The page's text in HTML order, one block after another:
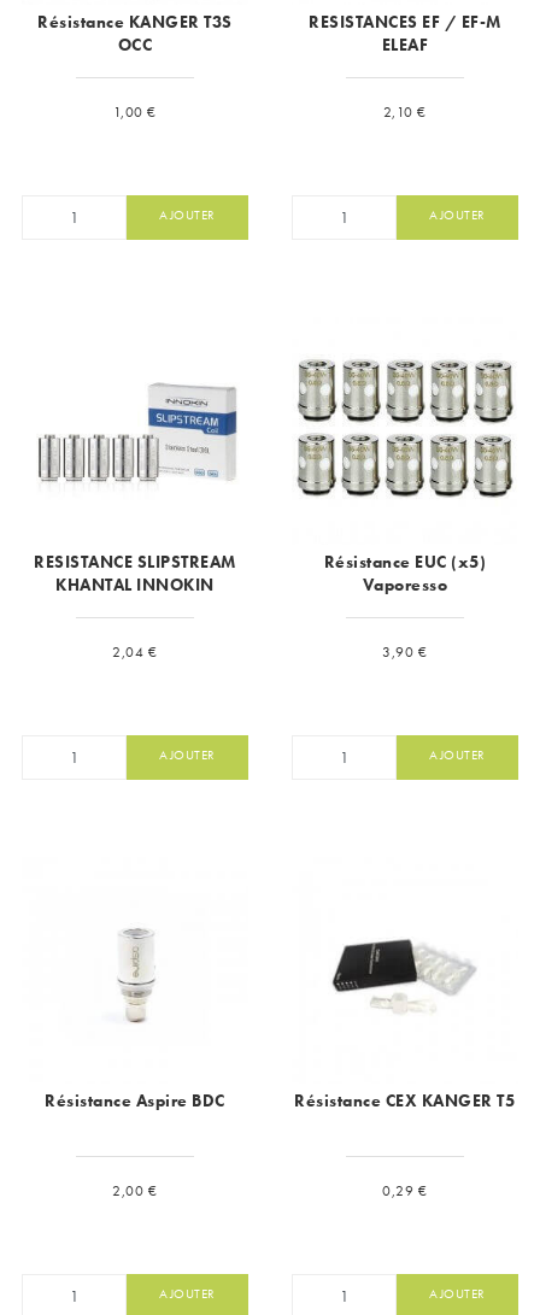
Résistance KANGER T3S
OCC
Prix
1,00 €
AJOUTER
RESISTANCES EF / EF-M
ELEAF
Prix
2,10 €
AJOUTER
RESISTANCE SLIPSTREAM
KHANTAL INNOKIN
Prix
2,04 €
AJOUTER
Résistance EUC (x5)
Vaporesso
Prix
3,90 €
AJOUTER
Résistance Aspire BDC
Prix
2,00 €
AJOUTER
Résistance CEX KANGER T5
Prix
0,29 €
AJOUTER